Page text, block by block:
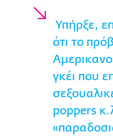
Υπήρξε,
ότι το
γκέι που
poppers